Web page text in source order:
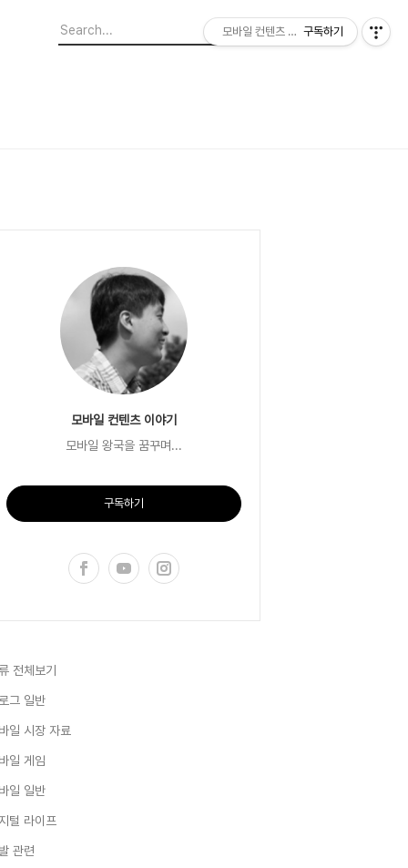
모바일 컨텐츠 이야기
모바일 왕국을 꿈꾸며...
구독하기
전체보기
그 일반
일 시장 자료
일 게임
일 일반
털 라이프
관련
모바일 컨텐츠 이야기구독하기